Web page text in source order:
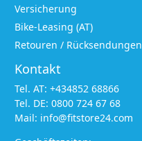
Versicherung
Bike-Leasing (AT)
Retouren / Rücksendungen
Kontakt
Tel. AT: +434852 68866
Tel. DE: 0800 724 67 68
Mail: info@fitstore24.com